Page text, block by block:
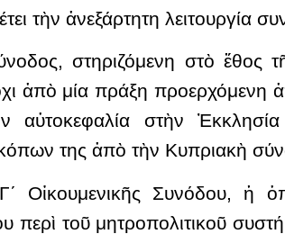
τὴν ἀνεξάρτητη λειτουργία
στηριζόμενη στὸ ἔθος
ἀπὸ μία πράξη προερχόμενη
αὐτοκεφαλία στὴν
της ἀπὸ τὴν Κυπριακὴ
Οἰκουμενικῆς Συνόδου, ἡ
περὶ τοῦ μητροπολιτικοῦ